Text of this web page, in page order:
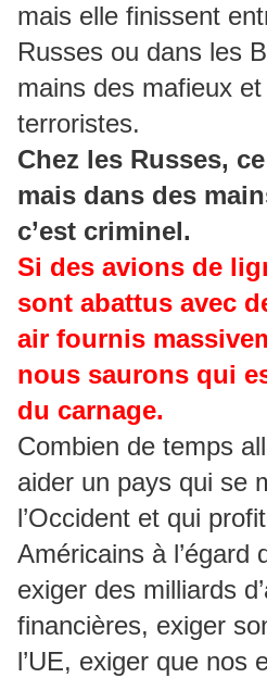
mais elle finissent
Russes ou dans les
mains des mafieux
terroristes.
Chez les Russes,
mais dans des
c’est criminel.
Si des avions de
sont abattus avec
air fournis
nous saurons qui
du carnage.
Combien de temps
aider un pays qui se
l’Occident et qui
Américains à l’égard
exiger des milliards
financières, exiger
l’UE, exiger que nos